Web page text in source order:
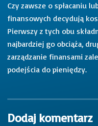
Czy zawsze o spłacaniu
finansowych decydują
Pierwszy z tych obu
najbardziej go obciąża,
zarządzanie finansami
podejścia do pieniędzy.
Dodaj komentarz